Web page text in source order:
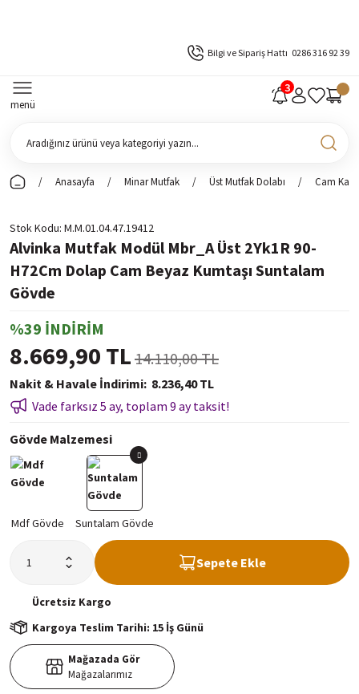
Bilgi ve Sipariş Hattı 0286 316 92 39
menü
Anasayfa Minar Mutfak Üst Mutfak Dolabı Cam
Stok Kodu M.M.01.04.47.19412
Alvinka Mutfak Modül Mbr_A Üst 2Yk1R 90-
H72Cm Dolap Cam Beyaz Kumtaşı Suntalam
Gövde
%39 İNDİRİM
8.669,90 TL 14.110,00 TL
Nakit & Havale İndirimi 8.236,40 TL
Vade farksız 5 ay, toplam 9 ay taksit!
Gövde Malzemesi
Sepete Ekle
Ücretsiz Kargo
Kargoya Teslim Tarihi: 15 İş Günü
Mağazada Gör
Mağazalarımız